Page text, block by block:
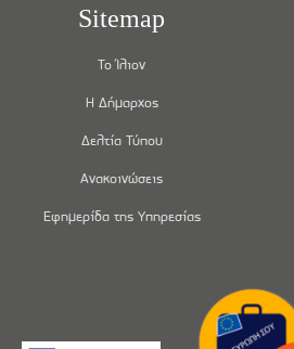
Sitemap
Το Ίλιον
Η Δήμαρχος
Δελτία Τύπου
Ανακοινώσεις
Εφημερίδα της Υπηρεσίας